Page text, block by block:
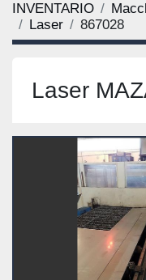
INVENTARIO
Laser
867028
Laser